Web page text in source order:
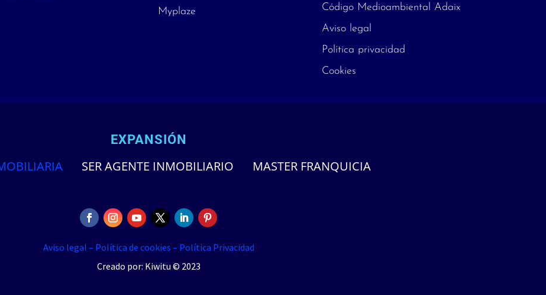
Myplaze
Código Medioambiental Adaix
Aviso legal
Política privacidad
Cookies
EXPANSIÓN
SER AGENTE INMOBILIARIO MASTER FRANQUICIA
Aviso legal – Política de cookies – Política Privacidad
Creado por: Kiwitu © 2023